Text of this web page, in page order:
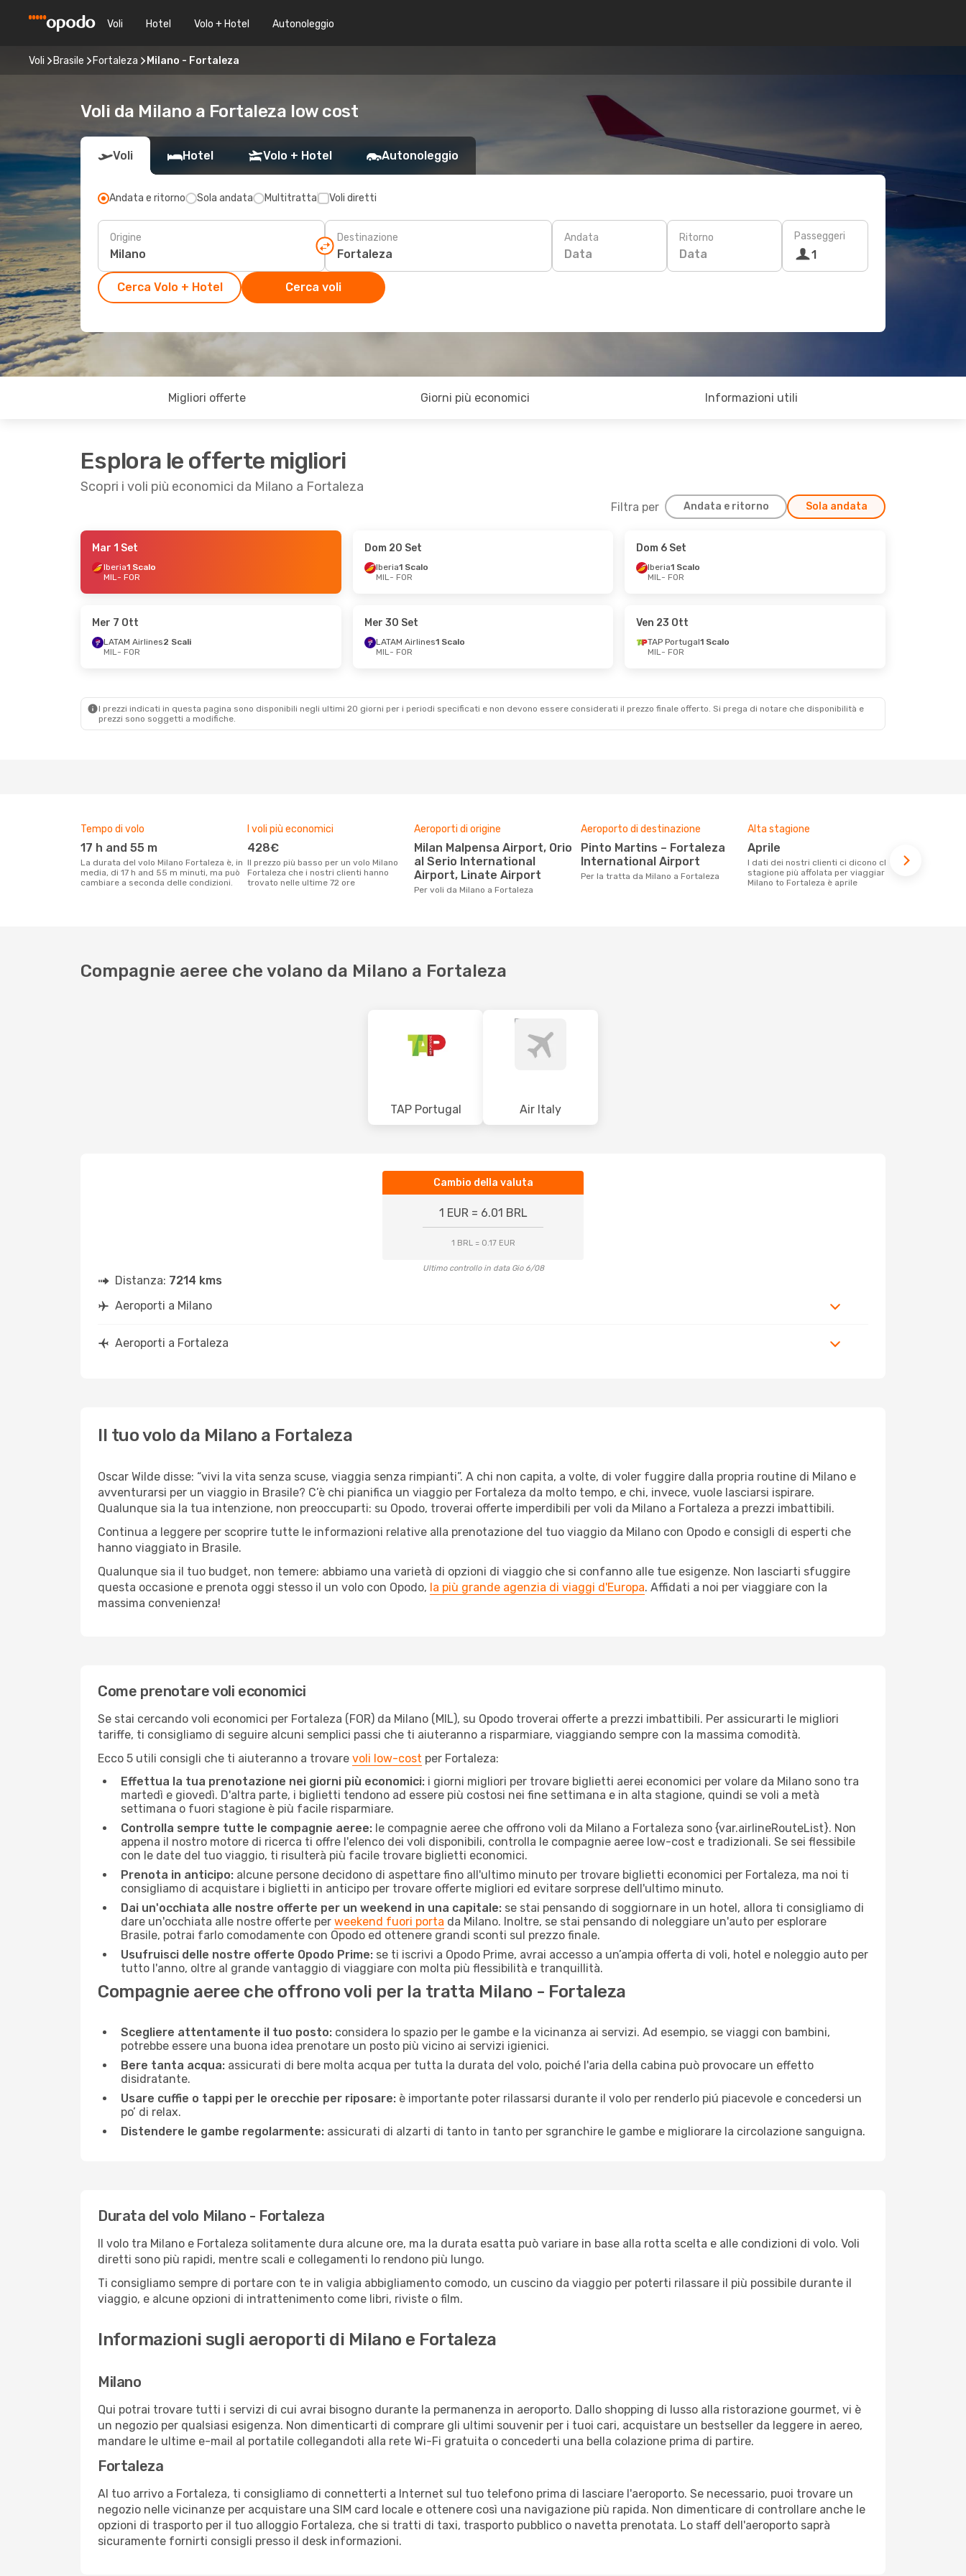
Voli Hotel Volo + Hotel Autonoleggio
Voli Brasile Fortaleza Milano - Fortaleza
Voli da Milano a Fortaleza low cost
Voli Hotel Volo + Hotel Autonoleggio
Andata e ritorno Sola andata Multitratta Voli diretti
Origine Destinazione Andata
Data
Ritorno
Data
Passeggeri
1
Cerca Volo + Hotel Cerca voli
Migliori offerte Giorni più economici Informazioni utili
Esplora le offerte migliori
Scopri i voli più economici da Milano a Fortaleza
Filtra per Andata e ritorno Sola andata
- Ven 25 Set
- Mar 27 Ott
FOR
- MIL - MIL
Mar 1 Set
Iberia1 Scalo
MIL- FOR
Dom 20 Set
Iberia1 Scalo
MIL- FOR
Dom 6 Set
Iberia1 Scalo
MIL- FOR
Mer 7 Ott
LATAM Airlines2 Scali
MIL- FOR
Mer 30 Set
LATAM Airlines1 Scalo
MIL- FOR
Ven 23 Ott
TAP Portugal1 Scalo
MIL- FOR
I prezzi indicati in questa pagina sono disponibili negli ultimi 20 giorni per i periodi specificati e non devono essere considerati il ​​prezzo finale offerto. Si prega di notare che disponibilità e
prezzi sono soggetti a modifiche.
Tempo di volo
17 h and 55 m
La durata del volo Milano Fortaleza è, in
media, di 17 h and 55 m minuti, ma può
cambiare a seconda delle condizioni.
I voli più economici
428€
Il prezzo più basso per un volo Milano
Fortaleza che i nostri clienti hanno
trovato nelle ultime 72 ore
Aeroporti di origine
Milan Malpensa Airport, Orio
al Serio International
Airport, Linate Airport
Per voli da Milano a Fortaleza
Aeroporto di destinazione
Pinto Martins – Fortaleza
International Airport
Per la tratta da Milano a Fortaleza
Alta stagione
aprile
I dati dei nostri clienti ci dicono che la
stagione più affolata per viaggiare da
Milano to Fortaleza è aprile
Compagnie aeree che volano da Milano a Fortaleza
TAP Portugal Air Italy
Cambio della valuta
1 EUR = 6.01 BRL
1 BRL = 0.17 EUR
Ultimo controllo in data Gio 6/08
Distanza: 7214 kms
Aeroporti a Milano
Aeroporti a Fortaleza
Il tuo volo da Milano a Fortaleza
Oscar Wilde disse: “vivi la vita senza scuse, viaggia senza rimpianti”. A chi non capita, a volte, di voler fuggire dalla propria routine di Milano e
avventurarsi per un viaggio in Brasile? C’è chi pianifica un viaggio per Fortaleza da molto tempo, e chi, invece, vuole lasciarsi ispirare.
Qualunque sia la tua intenzione, non preoccuparti: su Opodo, troverai offerte imperdibili per voli da Milano a Fortaleza a prezzi imbattibili.
Continua a leggere per scoprire tutte le informazioni relative alla prenotazione del tuo viaggio da Milano con Opodo e consigli di esperti che
hanno viaggiato in Brasile.
Qualunque sia il tuo budget, non temere: abbiamo una varietà di opzioni di viaggio che si confanno alle tue esigenze. Non lasciarti sfuggire
questa occasione e prenota oggi stesso il un volo con Opodo, la più grande agenzia di viaggi d'Europa. Affidati a noi per viaggiare con la
massima convenienza!
Come prenotare voli economici
Se stai cercando voli economici per Fortaleza (FOR) da Milano (MIL), su Opodo troverai offerte a prezzi imbattibili. Per assicurarti le migliori
tariffe, ti consigliamo di seguire alcuni semplici passi che ti aiuteranno a risparmiare, viaggiando sempre con la massima comodità.
Ecco 5 utili consigli che ti aiuteranno a trovare voli low-cost per Fortaleza:
Effettua la tua prenotazione nei giorni più economici: i giorni migliori per trovare biglietti aerei economici per volare da Milano sono tra
martedì e giovedì. D'altra parte, i biglietti tendono ad essere più costosi nei fine settimana e in alta stagione, quindi se voli a metà
settimana o fuori stagione è più facile risparmiare.
Controlla sempre tutte le compagnie aeree: le compagnie aeree che offrono voli da Milano a Fortaleza sono {​var.airlineRouteList}. Non
appena il nostro motore di ricerca ti offre l'elenco dei voli disponibili, controlla le compagnie aeree low-cost e tradizionali. Se sei flessibile
con le date del tuo viaggio, ti risulterà più facile trovare biglietti economici.
Prenota in anticipo: alcune persone decidono di aspettare fino all'ultimo minuto per trovare biglietti economici per Fortaleza, ma noi ti
consigliamo di acquistare i biglietti in anticipo per trovare offerte migliori ed evitare sorprese dell'ultimo minuto.
Dai un'occhiata alle nostre offerte per un weekend in una capitale: se stai pensando di soggiornare in un hotel, allora ti consigliamo di
dare un'occhiata alle nostre offerte per weekend fuori porta da Milano. Inoltre, se stai pensando di noleggiare un'auto per esplorare
Brasile, potrai farlo comodamente con Opodo ed ottenere grandi sconti sul prezzo finale.
Usufruisci delle nostre offerte Opodo Prime: se ti iscrivi a Opodo Prime, avrai accesso a un’ampia offerta di voli, hotel e noleggio auto per
tutto l'anno, oltre al grande vantaggio di viaggiare con molta più flessibilità e tranquillità.
Compagnie aeree che offrono voli per la tratta Milano - Fortaleza
Scegliere attentamente il tuo posto: considera lo spazio per le gambe e la vicinanza ai servizi. Ad esempio, se viaggi con bambini,
potrebbe essere una buona idea prenotare un posto più vicino ai servizi igienici.
Bere tanta acqua: assicurati di bere molta acqua per tutta la durata del volo, poiché l'aria della cabina può provocare un effetto
disidratante.
Usare cuffie o tappi per le orecchie per riposare: è importante poter rilassarsi durante il volo per renderlo piú piacevole e concedersi un
po’ di relax.
Distendere le gambe regolarmente: assicurati di alzarti di tanto in tanto per sgranchire le gambe e migliorare la circolazione sanguigna.
Durata del volo Milano - Fortaleza
Il volo tra Milano e Fortaleza solitamente dura alcune ore, ma la durata esatta può variare in base alla rotta scelta e alle condizioni di volo. Voli
diretti sono più rapidi, mentre scali e collegamenti lo rendono più lungo.
Ti consigliamo sempre di portare con te in valigia abbigliamento comodo, un cuscino da viaggio per poterti rilassare il più possibile durante il
viaggio, e alcune opzioni di intrattenimento come libri, riviste o film.
Informazioni sugli aeroporti di Milano e Fortaleza
Milano
Qui potrai trovare tutti i servizi di cui avrai bisogno durante la permanenza in aeroporto. Dallo shopping di lusso alla ristorazione gourmet, vi è
un negozio per qualsiasi esigenza. Non dimenticarti di comprare gli ultimi souvenir per i tuoi cari, acquistare un bestseller da leggere in aereo,
mandare le ultime e-mail al portatile collegandoti alla rete Wi-Fi gratuita o concederti una bella colazione prima di partire.
Fortaleza
Al tuo arrivo a Fortaleza, ti consigliamo di connetterti a Internet sul tuo telefono prima di lasciare l'aeroporto. Se necessario, puoi trovare un
negozio nelle vicinanze per acquistare una SIM card locale e ottenere così una navigazione più rapida. Non dimenticare di controllare anche le
opzioni di trasporto per il tuo alloggio Fortaleza, che si tratti di taxi, trasporto pubblico o navetta prenotata. Lo staff dell'aeroporto saprà
sicuramente fornirti consigli presso il desk informazioni.